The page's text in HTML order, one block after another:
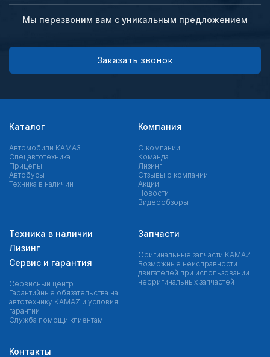
Мы перезвоним вам с уникальным предложением
Заказать звонок
Каталог
Автомобили КАМАЗ
Спецавтотехника
Прицепы
Автобусы
Техника в наличии
Компания
О компании
Команда
Лизинг
Отзывы о компании
Акции
Новости
Видеообзоры
Техника в наличии
Лизинг
Сервис и гарантия
Сервисный центр
Гарантийные обязательства на
автотехнику KAMAZ и условия
гарантии
Служба помощи клиентам
Запчасти
Оригинальные запчасти КAMAZ
Возможные неисправности
двигателей при использовании
неоригинальных запчастей
Контакты